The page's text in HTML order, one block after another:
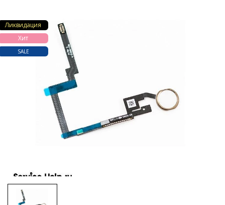
Ликвидация
Хит
SALE